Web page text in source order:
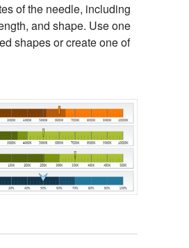
of the needle, including
and shape. Use one
shapes or create one of